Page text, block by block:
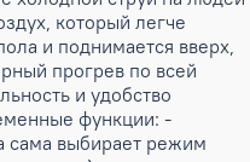
который легче
и поднимается вверх,
прогрев по всей
и удобство
функции: -
сама выбирает режим